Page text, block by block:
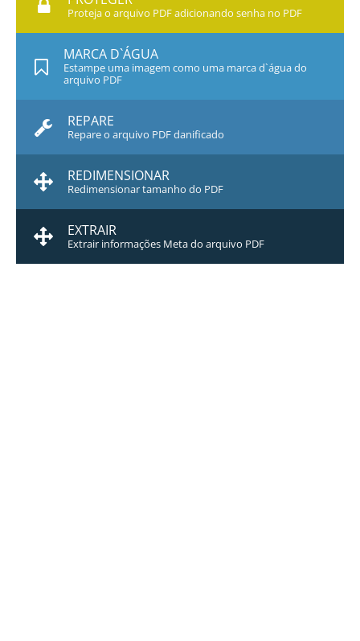
Proteja o arquivo PDF adicionando senha no PDF
MARCA D`ÁGUA
Estampe uma imagem como uma marca d`água do
arquivo PDF
REPARE
Repare o arquivo PDF danificado
REDIMENSIONAR
Redimensionar tamanho do PDF
EXTRAIR
Extrair informações Meta do arquivo PDF